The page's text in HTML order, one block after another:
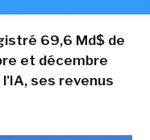
69,6 Md$ de
et décembre
ses revenus